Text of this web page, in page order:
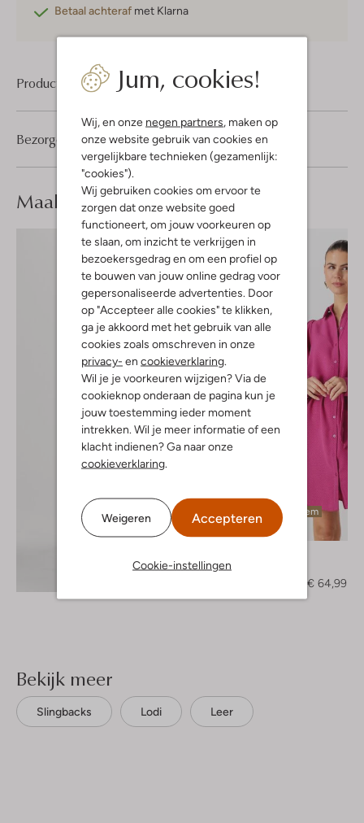
Jum, cookies!
Wij, en onze negen partners, maken op
onze website gebruik van cookies en
vergelijkbare technieken (gezamenlijk:
"cookies").
Wij gebruiken cookies om ervoor te
zorgen dat onze website goed
functioneert, om jouw voorkeuren op
te slaan, om inzicht te verkrijgen in
bezoekersgedrag en om een profiel op
te bouwen van jouw online gedrag voor
gepersonaliseerde advertenties. Door
op "Accepteer alle cookies" te klikken,
ga je akkoord met het gebruik van alle
cookies zoals omschreven in onze
privacy- en cookieverklaring.
Wil je je voorkeuren wijzigen? Via de
cookieknop onderaan de pagina kun je
jouw toestemming ieder moment
intrekken. Wil je meer informatie of een
klacht indienen? Ga naar onze
cookieverklaring.
Weigeren Accepteren
Cookie-instellingen
Betaal achteraf met Klarna
Product informatie
Bezorgen & retourneren
Maak jelook compleet
Ontdek de look
Laatste item
-50%
€ 64,99
Bekijk meer
Slingbacks Lodi Leer